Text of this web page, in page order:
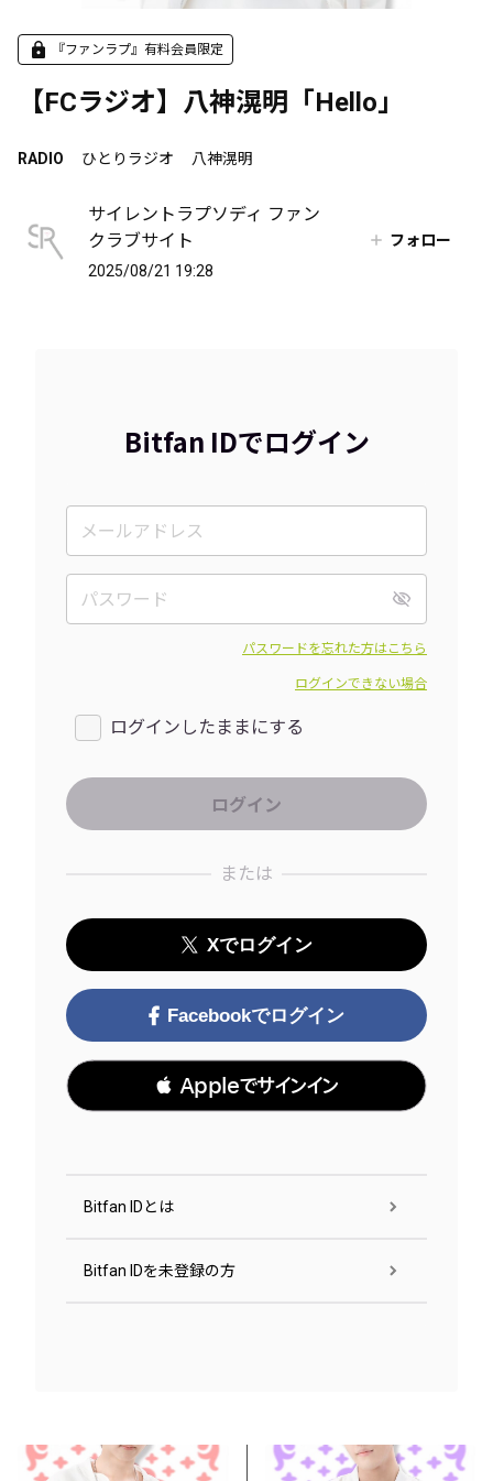
『ファンラプ』有料会員限定
【FCラジオ】八神滉明「Hello」
RADIO ひとりラジオ 八神滉明
サイレントラプソディ ファン
クラブサイト
2025/08/21 19:28
フォロー
Bitfan IDでログイン
パスワードを忘れた方はこちら
ログインできない場合
ログインしたままにする
または
Xでログイン
Facebookでログイン
 Appleでサインイン
Bitfan IDとは
Bitfan IDを未登録の方